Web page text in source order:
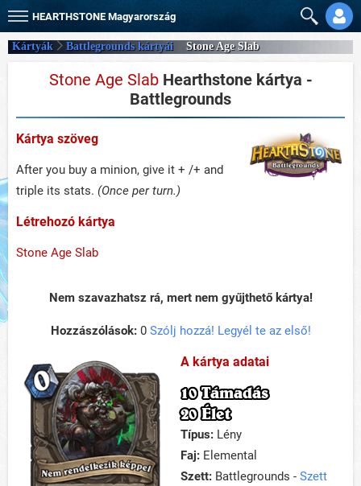
HEARTHSTONE Magyarország
Kártyák Battlegrounds kártyái Stone Age Slab
Stone Age SlabHearthstone kártya -
Battlegrounds
Kártya szöveg
After you buy a minion, give it + /+ and
triple its stats. (Once per turn.)
Létrehozó kártya
Stone Age Slab
Nem szavazhatsz rá, mert nem gyűjthető kártya!
Hozzászólások:0 Szólj hozzá! Legyél te az első!
A kártya adatai
10 Támadás
20 Élet
Típus: Lény
Faj: Elemental
Szett: Battlegrounds - Szett